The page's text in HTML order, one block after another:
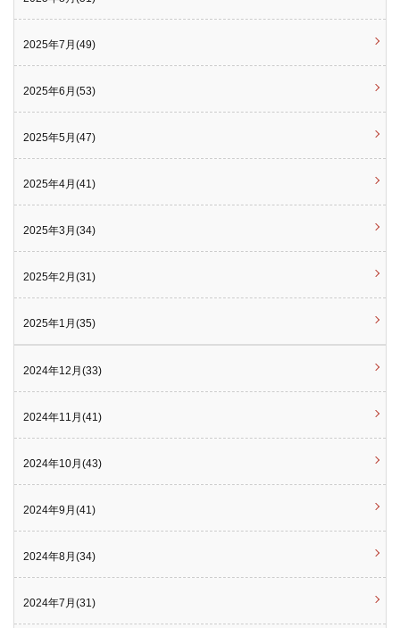
2025年7月(49)
2025年6月(53)
2025年5月(47)
2025年4月(41)
2025年3月(34)
2025年2月(31)
2025年1月(35)
2024年12月(33)
2024年11月(41)
2024年10月(43)
2024年9月(41)
2024年8月(34)
2024年7月(31)